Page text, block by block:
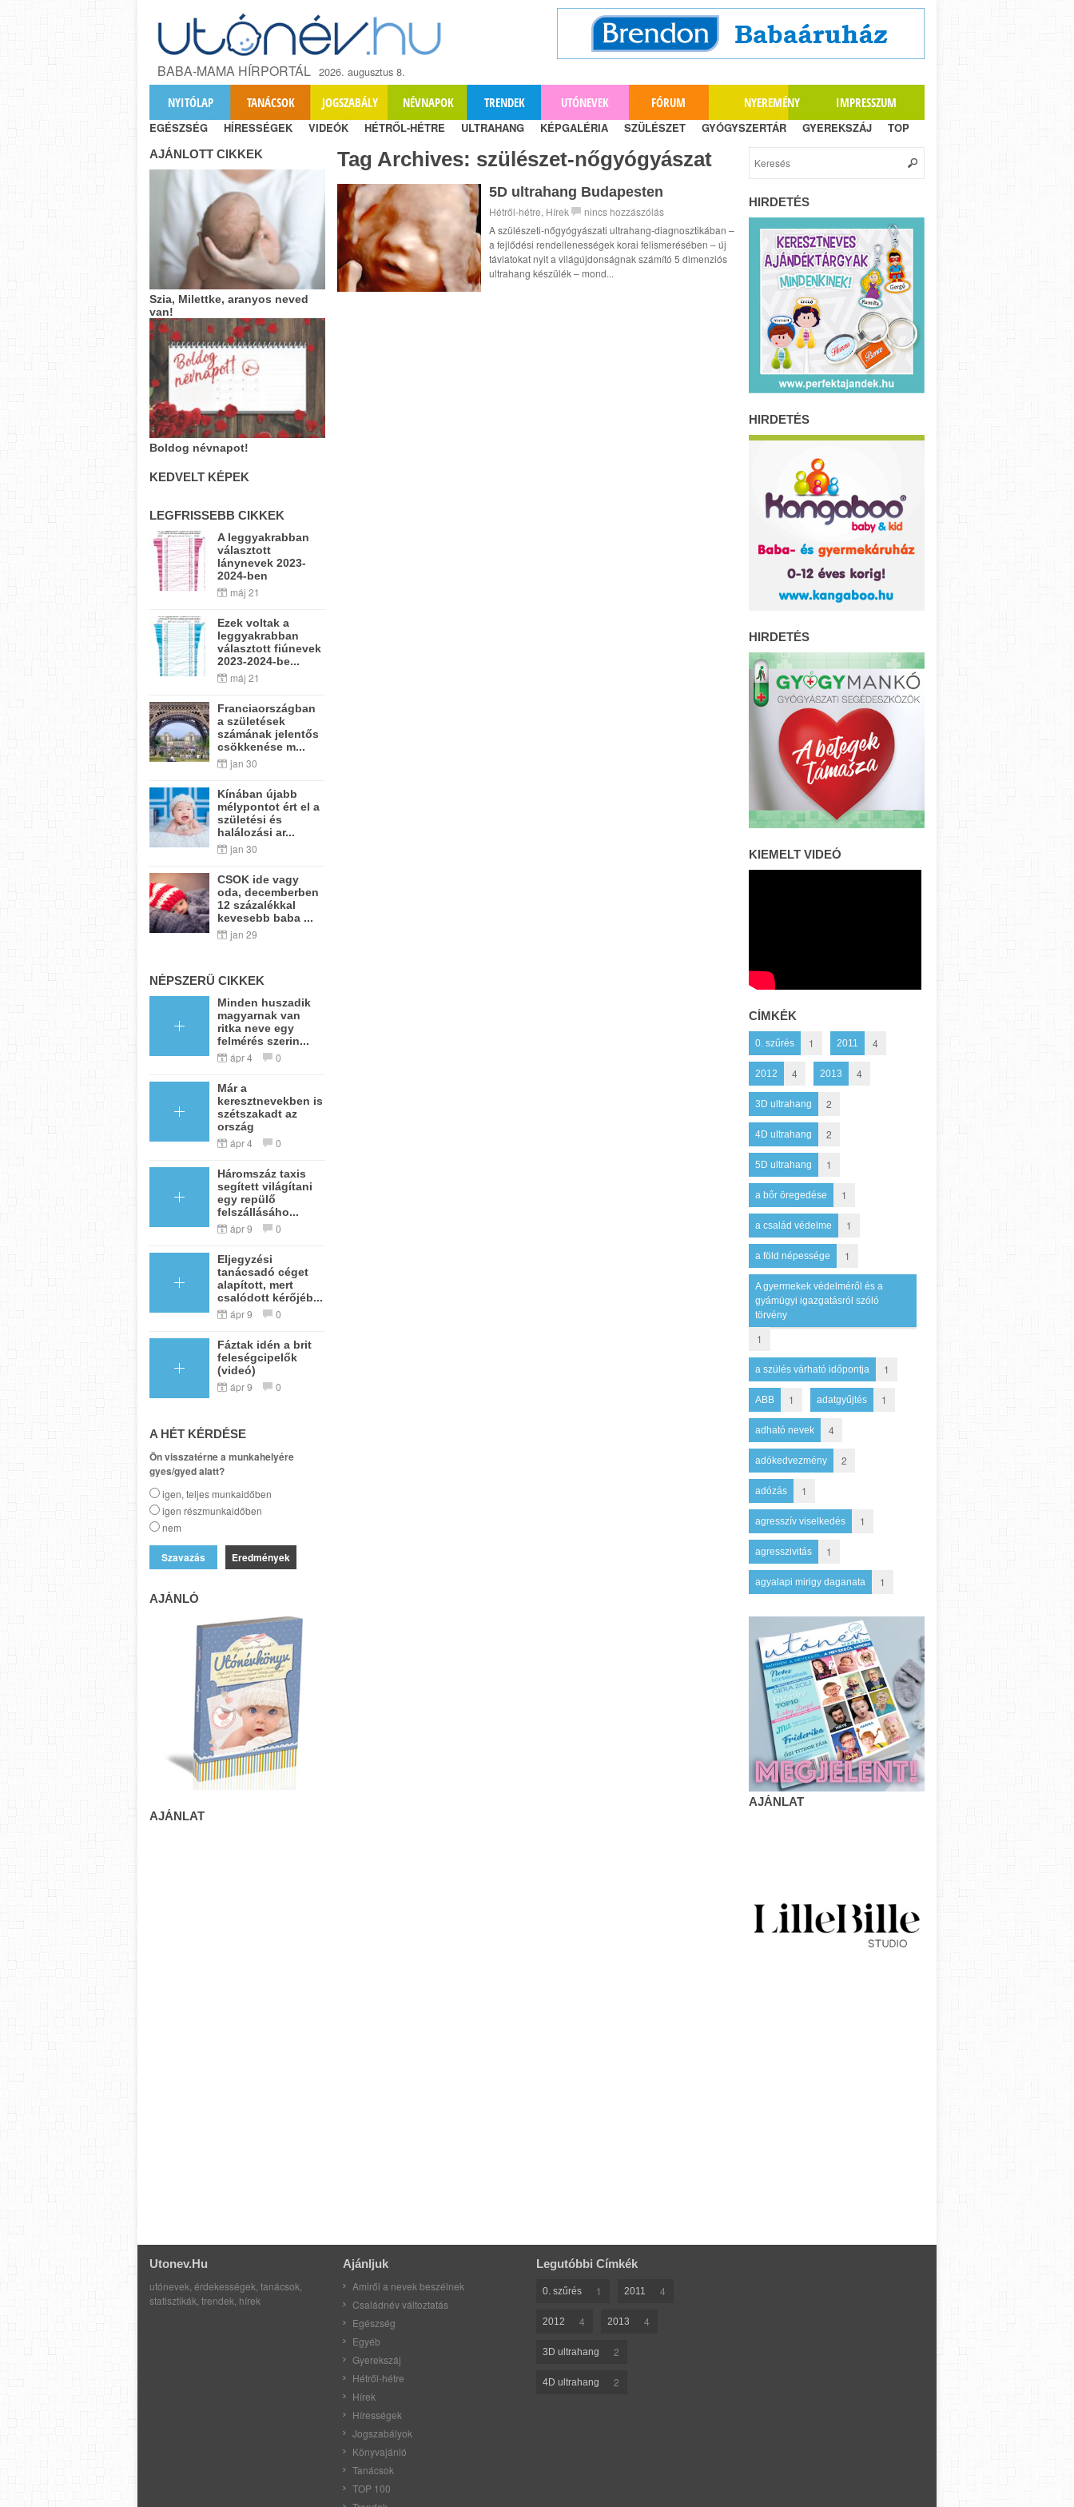
BABA-MAMA HÍRPORTÁL 2026. augusztus 8.
NYITÓLAP TANÁCSOK JOGSZABÁLY NÉVNAPOK TRENDEK UTÓNEVEK FÓRUM NYEREMÉNY IMPRESSZUM
EGÉSZSÉG HÍRESSÉGEK VIDEÓK HÉTRŐL-HÉTRE ULTRAHANG KÉPGALÉRIA SZÜLÉSZET GYÓGYSZERTÁR GYEREKSZÁJ TOP
Tag Archives: szülészet-nőgyógyászat
5D ultrahang Budapesten
Hétről-hétre, Hírek
nincs hozzászólás
A szülészeti-nőgyógyászati ultrahang-diagnosztikában –
a fejlődési rendellenességek korai felismerésében – új
távlatokat nyit a világújdonságnak számító 5 dimenziós
ultrahang készülék – mond...
AJÁNLOTT CIKKEK
Szia, Milettke, aranyos neved
van!
Boldog névnapot!
KEDVELT KÉPEK
LEGFRISSEBB CIKKEK
A leggyakrabban
választott
lánynevek 2023-
2024-ben
máj 21
Ezek voltak a
leggyakrabban
választott fiúnevek
2023-2024-be...
máj 21
Franciaországban
a születések
számának jelentős
csökkenése m...
jan 30
Kínában újabb
mélypontot ért el a
születési és
halálozási ar...
jan 30
CSOK ide vagy
oda, decemberben
12 százalékkal
kevesebb baba ...
jan 29
NÉPSZERŰ CIKKEK
Minden huszadik
magyarnak van
ritka neve egy
felmérés szerin...
ápr 4 0
Már a
keresztnevekben is
szétszakadt az
ország
ápr 4 0
Háromszáz taxis
segített világítani
egy repülő
felszállásáho...
ápr 9 0
Eljegyzési
tanácsadó céget
alapított, mert
csalódott kérőjéb...
ápr 9 0
Fáztak idén a brit
feleségcipelők
(videó)
ápr 9 0
A HÉT KÉRDÉSE
Ön visszatérne a munkahelyére
gyes/gyed alatt?
igen, teljes munkaidőben
igen részmunkaidőben
nem
Eredmények
AJÁNLÓ
AJÁNLAT
HIRDETÉS
HIRDETÉS
HIRDETÉS
KIEMELT VIDEÓ
CÍMKÉK
0. szűrés 1 2011 4
2012 4 2013 4
3D ultrahang 2
4D ultrahang 2
5D ultrahang 1
a bőr öregedése 1
a család védelme 1
a föld népessége 1
A gyermekek védelméről és a
gyámügyi igazgatásról szóló
törvény
1
a szülés várható időpontja 1
ABB 1 adatgyűjtés 1
adható nevek 4
adókedvezmény 2
adózás 1
agresszív viselkedés 1
agresszivitás 1
agyalapi mirigy daganata 1
AJÁNLAT
Utonev.hu
utónevek, érdekességek, tanácsok,
statisztikák, trendek, hírek
Ajánljuk
Amiről a nevek beszélnek
Családnév változtatás
Egészség
Egyéb
Gyerekszáj
Hétről-hétre
Hírek
Hírességek
Jogszabályok
Könyvajánló
Tanácsok
TOP 100
Legutóbbi Címkék
0. szűrés 1 2011 4
2012 4 2013 4
3D ultrahang 2
4D ultrahang 2